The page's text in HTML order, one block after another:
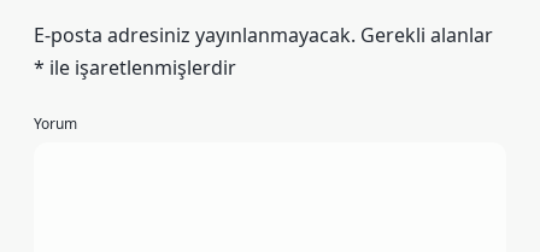
E-posta adresiniz yayınlanmayacak. Gerekli alanlar
* ile işaretlenmişlerdir
Yorum